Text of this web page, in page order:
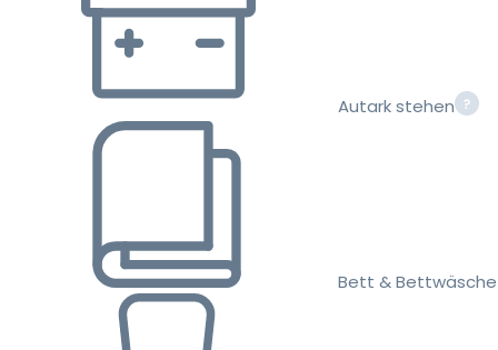
Autark stehen
Bett & Bettwäsche